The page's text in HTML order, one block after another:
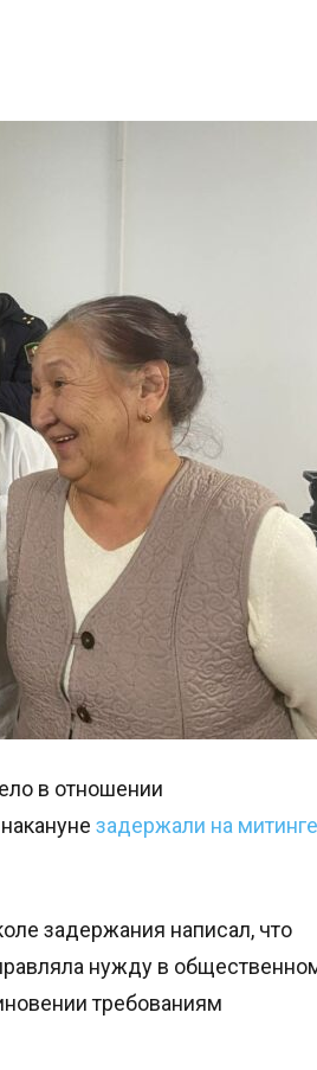
в отношении
задержали на митинге
задержания написал, что
нужду в
требованиям